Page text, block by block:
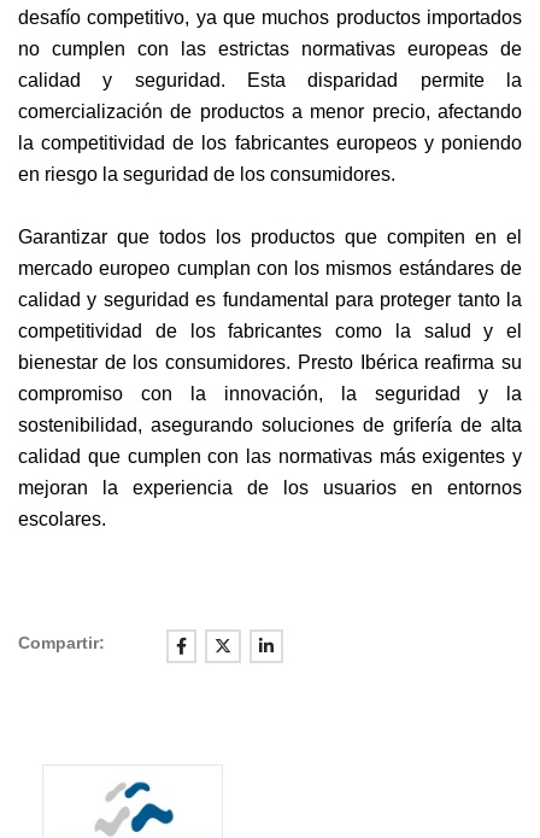
desafío competitivo, ya que muchos productos importados
no cumplen con las estrictas normativas europeas de
calidad y seguridad. Esta disparidad permite la
comercialización de productos a menor precio, afectando
la competitividad de los fabricantes europeos y poniendo
en riesgo la seguridad de los consumidores.
Garantizar que todos los productos que compiten en el
mercado europeo cumplan con los mismos estándares de
calidad y seguridad es fundamental para proteger tanto la
competitividad de los fabricantes como la salud y el
bienestar de los consumidores. Presto Ibérica reafirma su
compromiso con la innovación, la seguridad y la
sostenibilidad, asegurando soluciones de grifería de alta
calidad que cumplen con las normativas más exigentes y
mejoran la experiencia de los usuarios en entornos
escolares.
Compartir: